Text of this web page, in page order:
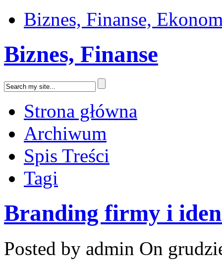
Biznes, Finanse,
Biznes, Finanse
Strona główna
Archiwum
Spis Treści
Tagi
Branding firmy i
Posted by admin On